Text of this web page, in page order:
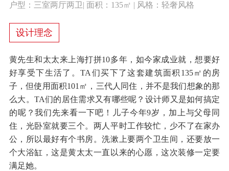
户型：三室两厅两卫| 面积：135㎡ | 风格：轻奢风格
设计理念
黄先生和太太来上海打拼10多年，如今家成业就，想要好
好享受下生活了。TA们买下了这套建筑面积135㎡的房
子，但使用面积101㎡，三代人同住，并不是我们想象的那
么大。TA们的居住需求又有哪些呢？设计师又是如何搞定
的呢？我们先来看一下吧！儿子今年9岁，加上与父母同
住，光卧室就要三个。两人平时工作较忙，少不了在家办
公，所以最好有个书房。洗漱上要两个卫生间，还要放一
个大浴缸，这是黄太太一直以来的心愿，这次装修一定要
满足她。